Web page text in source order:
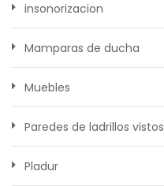
insonorizacion
Mamparas de ducha
Muebles
Paredes de ladrillos vistos
Pladur